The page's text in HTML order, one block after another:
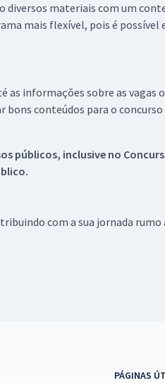
diversos materiais com um
mais flexível, pois é possível
as informações sobre as vagas
conteúdos para o
públicos, inclusive no
com a sua jornada
PÁGINAS